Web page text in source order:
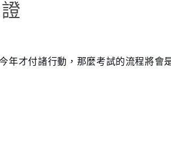
年才付諸行動，那麼考試的流程將會